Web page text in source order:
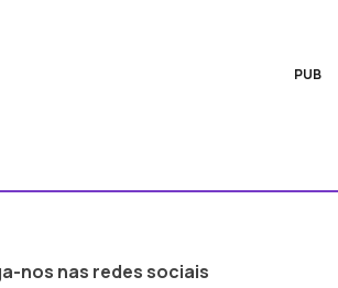
PUB
nos nas redes sociais